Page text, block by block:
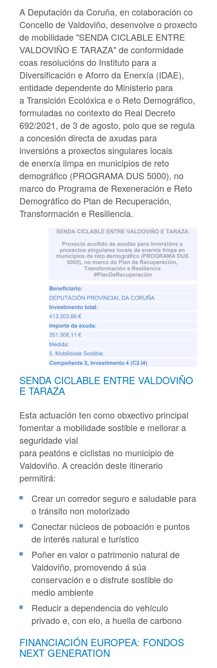
A Deputación da Coruña, en colaboración co
Concello de Valdoviño, desenvolve o proxecto
de mobilidade "SENDA CICLABLE ENTRE
VALDOVIÑO E TARAZA" de conformidade
coas resolucións do Instituto para a
Diversificación e Aforro da Enerxía (IDAE),
entidade dependente do Ministerio para
a Transición Ecolóxica e o Reto Demográfico,
formuladas no contexto do Real Decreto
692/2021, de 3 de agosto, polo que se regula
a concesión directa de axudas para
inversións a proxectos singulares locais
de enerxía limpa en municipios de reto
demográfico (PROGRAMA DUS 5000), no
marco do Programa de Rexeneración e Reto
Demográfico do Plan de Recuperación,
Transformación e Resiliencia.
SENDA CICLABLE ENTRE VALDOVIÑO
E TARAZA
Esta actuación ten como obxectivo principal
fomentar a mobilidade sostible e mellorar a
seguridade vial
para peatóns e ciclistas no municipio de
Valdoviño. A creación deste itinerario
permitirá:
Crear un corredor seguro e saludable para
o tránsito non motorizado
Conectar núcleos de poboación e puntos
de interés natural e turístico
Poñer en valor o patrimonio natural de
Valdoviño, promovendo á súa
conservación e o disfrute sostible do
medio ambiente
Reducir a dependencia do vehículo
privado e, con elo, a huella de carbono
FINANCIACIÓN EUROPEA: FONDOS
NEXT GENERATION